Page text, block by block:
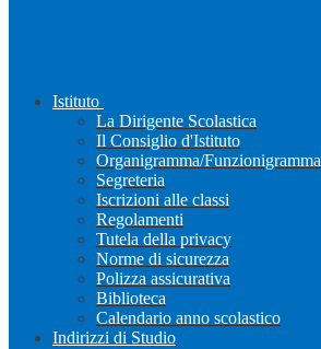
Istituto
La Dirigente Scolastica
Il Consiglio d'Istituto
Organigramma/Funzionigramma
Segreteria
Iscrizioni alle classi
Regolamenti
Tutela della privacy
Norme di sicurezza
Polizza assicurativa
Biblioteca
Calendario anno scolastico
Indirizzi di Studio